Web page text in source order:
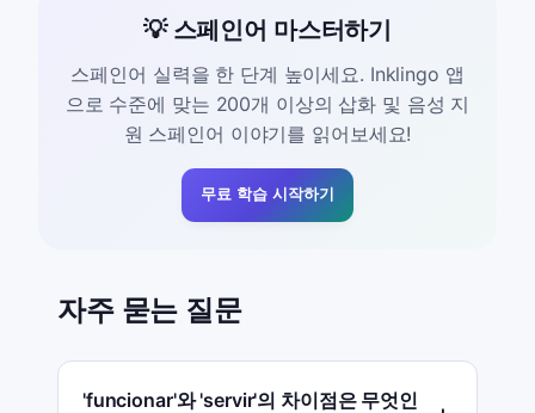
💡 스페인어 마스터하기
스페인어 실력을 한 단계 높이세요. Inklingo 앱
으로 수준에 맞는 200개 이상의 삽화 및 음성 지
원 스페인어 이야기를 읽어보세요!
무료 학습 시작하기
자주 묻는 질문
'funcionar'와 'servir'의 차이점은 무엇인